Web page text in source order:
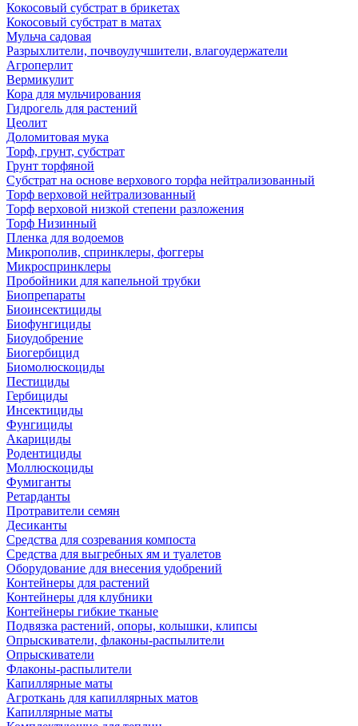
Кокосовый субстрат в брикетах
Кокосовый субстрат в матах
Мульча садовая
Разрыхлители, почвоулучшители, влагоудержатели
Агроперлит
Вермикулит
Кора для мульчирования
Гидрогель для растений
Цеолит
Доломитовая мука
Торф, грунт, субстрат
Грунт торфяной
Субстрат на основе верхового торфа нейтрализованный
Торф верховой нейтрализованный
Торф верховой низкой степени разложения
Торф Низинный
Пленка для водоемов
Микрополив, спринклеры, фоггеры
Микроспринклеры
Пробойники для капельной трубки
Биопрепараты
Биоинсектициды
Биофунгициды
Биоудобрение
Биогербицид
Биомолюскоциды
Пестициды
Гербициды
Инсектициды
Фунгициды
Акарициды
Родентициды
Моллюскоциды
Фумиганты
Ретарданты
Протравители семян
Десиканты
Средства для созревания компоста
Средства для выгребных ям и туалетов
Оборудование для внесения удобрений
Контейнеры для растений
Контейнеры для клубники
Контейнеры гибкие тканые
Подвязка растений, опоры, колышки, клипсы
Опрыскиватели, флаконы-распылители
Опрыскиватели
Флаконы-распылители
Капиллярные маты
Агроткань для капиллярных матов
Капиллярные маты